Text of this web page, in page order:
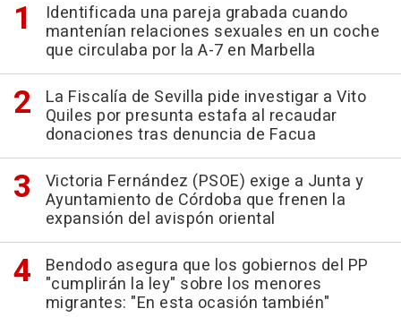
Identificada una pareja grabada cuando
mantenían relaciones sexuales en un coche
que circulaba por la A-7 en Marbella
La Fiscalía de Sevilla pide investigar a Vito
Quiles por presunta estafa al recaudar
donaciones tras denuncia de Facua
Victoria Fernández (PSOE) exige a Junta y
Ayuntamiento de Córdoba que frenen la
expansión del avispón oriental
Bendodo asegura que los gobiernos del PP
"cumplirán la ley" sobre los menores
migrantes: "En esta ocasión también"